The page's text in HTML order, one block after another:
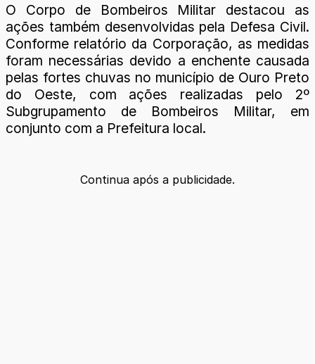
O Corpo de Bombeiros Militar destacou as
ações também desenvolvidas pela Defesa Civil.
Conforme relatório da Corporação, as medidas
foram necessárias devido a enchente causada
pelas fortes chuvas no município de Ouro Preto
do Oeste, com ações realizadas pelo 2º
Subgrupamento de Bombeiros Militar, em
conjunto com a Prefeitura local.
Continua após a publicidade.